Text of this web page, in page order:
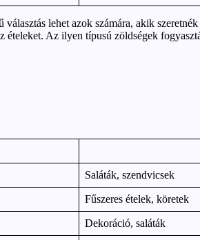
lehet azok számára, akik
Az ilyen típusú zöldségek
Saláták, szendvicsek
Fűszeres ételek, köretek
Dekoráció, saláták